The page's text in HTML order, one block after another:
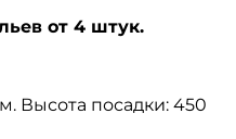
от 4 штук.
Высота посадки: 450